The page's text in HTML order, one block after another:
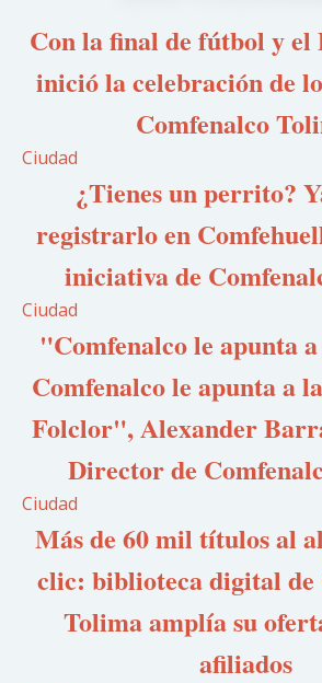
Con la final de fútbol y el
inició la celebración de
Comfenalco
Ciudad
¿Tienes un perrito?
registrarlo en
iniciativa de
Ciudad
"Comfenalco le apunta
Comfenalco le apunta a
Folclor", Alexander
Director de
Ciudad
Más de 60 mil títulos al
clic: biblioteca digital de
Tolima amplía su
afiliados